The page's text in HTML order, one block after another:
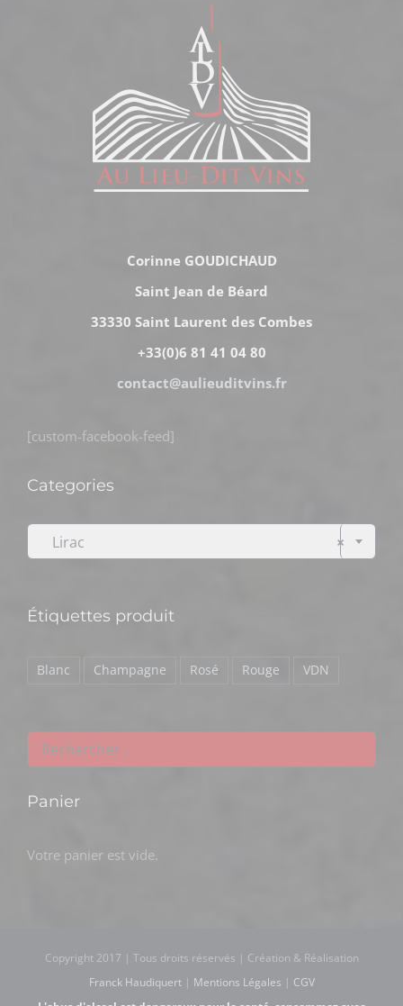
Corinne GOUDICHAUD
Saint Jean de Béard
33330 Saint Laurent des Combes
+33(0)6 81 41 04 80
contact@aulieuditvins.fr
[custom-facebook-feed]
Categories
×
Lirac
Étiquettes produit
Blanc Champagne Rosé Rouge VDN
Panier
Votre panier est vide.
Copyright 2017 | Tous droits réservés | Création & Réalisation
Franck Haudiquert| Mentions Légales | CGV